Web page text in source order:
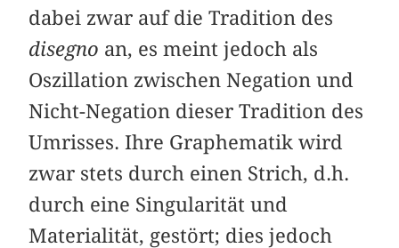
dabei zwar auf die Tradition des
disegno an, es meint jedoch als
Oszillation zwischen Negation und
Nicht-Negation dieser Tradition des
Umrisses. Ihre Graphematik wird
zwar stets durch einen Strich, d.h.
durch eine Singularität und
Materialität, gestört; dies jedoch